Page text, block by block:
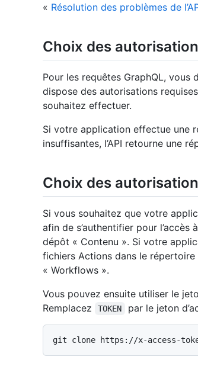
« Résolution des problèmes de
Choix des
Pour les requêtes GraphQL, vous
dispose des autorisations
souhaitez effectuer.
Si votre application effectue une
insuffisantes, l’API retourne une
Choix des
Si vous souhaitez que votre
afin de s’authentifier pour l’accès
dépôt « Contenu ». Si votre
fichiers Actions dans le répertoire
« Workflows ».
Vous pouvez ensuite utiliser le
Remplacez
TOKEN par le jeton